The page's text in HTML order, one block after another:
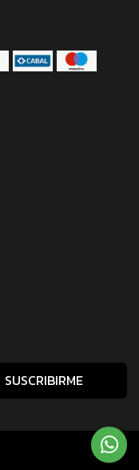
SUSCRIBIRME